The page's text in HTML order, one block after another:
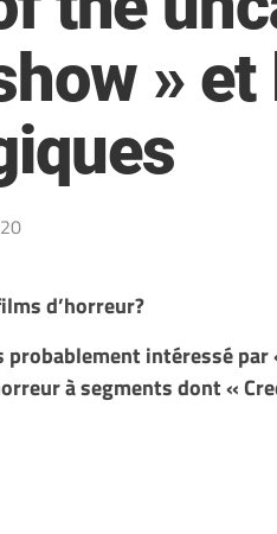
»
d’horreur?
probablement intéressé
à segments dont «